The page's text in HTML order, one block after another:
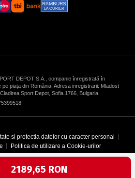
Текуща цена:
2189,65 RON
RAMBURS
LA CURIER
DEPOT S.A., companie înregistrată în
piața din România. Adresa inregistrarii: Mladost
Sport Depot, Sofia 1766, Bulgaria.
si protectia datelor cu caracter personal
Politica de utilizare a Cookie-urilor
1996-2026 SPORT DEPOT SA
& development by ICYGEN